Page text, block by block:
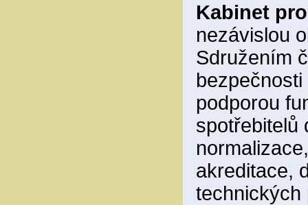
Kabinet
nezávislou
Sdružením
podporou
spotřebitelů
akreditace,
technických